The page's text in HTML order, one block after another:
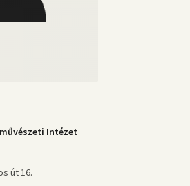
Intézet
út 16.